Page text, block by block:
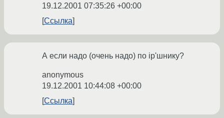
19.12.2001 07:35:26 +00:00
Ссылка
А если надо (очень надо) по ip'шнику?
anonymous
19.12.2001 10:44:08 +00:00
Ссылка